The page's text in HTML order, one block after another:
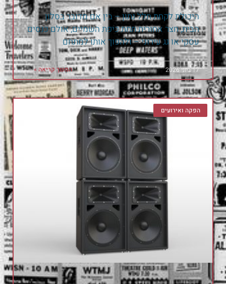
היכולת לקחת חלל נתון – בין אם מדובר בסלון
הבית, חצר אחורית תחת כיפת השמיים, אולם כנסים
עסקי או גג עירוני – ולהפוך אותו למתחם
המשך קריאה » 17 ביוני 2026
הפקה ואירועים